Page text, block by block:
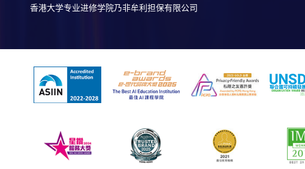
香港大学专业进修学院乃非牟利担保有限公司